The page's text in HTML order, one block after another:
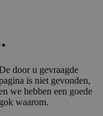
door u gevraagde
is niet gevonden,
we hebben een goede
gok waarom.